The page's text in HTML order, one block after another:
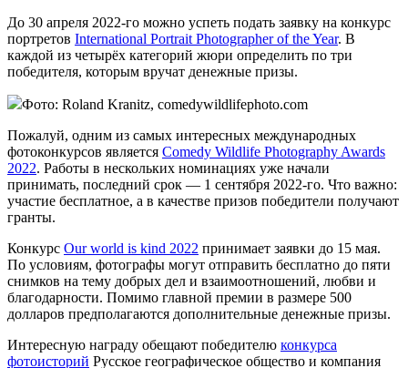
До 30 апреля 2022-го можно успеть подать заявку на конкурс
портретов International Portrait Photographer of the Year. В
каждой из четырёх категорий жюри определить по три
победителя, которым вручат денежные призы.
Фото: Roland Kranitz, comedywildlifephoto.com
Пожалуй, одним из самых интересных международных
фотоконкурсов является Comedy Wildlife Photography Awards
2022. Работы в нескольких номинациях уже начали
принимать, последний срок — 1 сентября 2022-го. Что важно:
участие бесплатное, а в качестве призов победители получают
гранты.
Конкурс Our world is kind 2022 принимает заявки до 15 мая.
По условиям, фотографы могут отправить бесплатно до пяти
снимков на тему добрых дел и взаимоотношений, любви и
благодарности. Помимо главной премии в размере 500
долларов предполагаются дополнительные денежные призы.
Интересную награду обещают победителю конкурса
фотоисторий Русское географическое общество и компания